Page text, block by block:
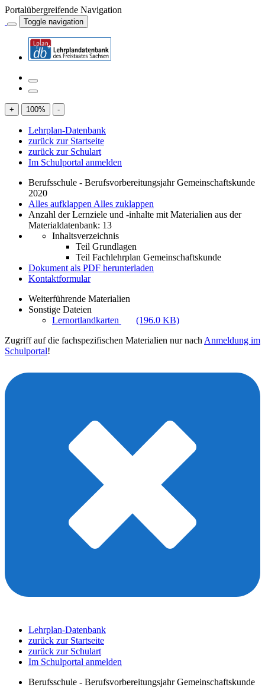
Portalübergreifende Navigation
Toggle navigation
+ 100% -
Lehrplan-Datenbank
zurück zur Startseite
zurück zur Schulart
Im Schulportal anmelden
Berufsschule - Berufsvorbereitungsjahr Gemeinschaftskunde
2020
Alles aufklappen Alles zuklappen
Anzahl der Lernziele und -inhalte mit Materialien aus der
Materialdatenbank: 13
Inhaltsverzeichnis
Teil Grundlagen
Teil Fachlehrplan Gemeinschaftskunde
Dokument als PDF herunterladen
Kontaktformular
Weiterführende Materialien
Sonstige Dateien
Lernortlandkarten
(196.0 KB)
Zugriff auf die fachspezifischen Materialien nur nach Anmeldung im
Schulportal!
Lehrplan-Datenbank
zurück zur Startseite
zurück zur Schulart
Im Schulportal anmelden
Berufsschule - Berufsvorbereitungsjahr Gemeinschaftskunde